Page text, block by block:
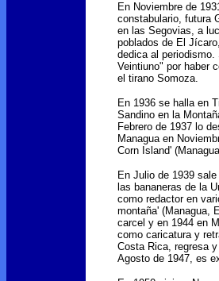
En Noviembre de
constabulario, futura
en las Segovias, a
poblados de El
dedica al
Veintiuno" por haber
el tirano Somoza.
En 1936 se halla en
Sandino en la
Febrero de 1937 lo
Managua en
Corn Island'
En Julio de 1939
las bananeras de la
como redactor en
montaña' (Managua,
carcel y en 1944 en
como caricatura y
Costa Rica, regresa
Agosto de 1947, es